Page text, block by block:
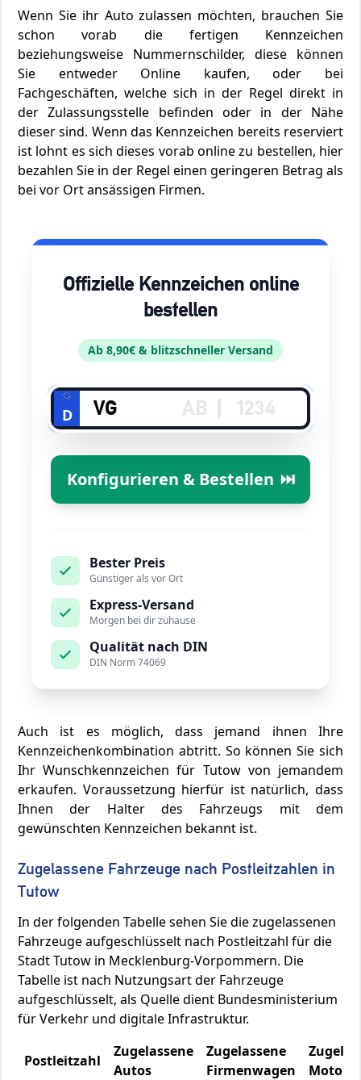
Wenn Sie ihr Auto zulassen möchten, brauchen Sie
schon vorab die fertigen Kennzeichen
beziehungsweise Nummernschilder, diese können
Sie entweder Online kaufen, oder bei
Fachgeschäften, welche sich in der Regel direkt in
der Zulassungsstelle befinden oder in der Nähe
dieser sind. Wenn das Kennzeichen bereits reserviert
ist lohnt es sich dieses vorab online zu bestellen, hier
bezahlen Sie in der Regel einen geringeren Betrag als
bei vor Ort ansässigen Firmen.
Offizielle Kennzeichen online
bestellen
Ab 8,90€ & blitzschneller Versand
D
Konfigurieren & Bestellen ⏭️
Bester Preis
Günstiger als vor Ort
Express-Versand
Morgen bei dir zuhause
Qualität nach DIN
DIN Norm 74069
Auch ist es möglich, dass jemand ihnen Ihre
Kennzeichenkombination abtritt. So können Sie sich
Ihr Wunschkennzeichen für Tutow von jemandem
erkaufen. Voraussetzung hierfür ist natürlich, dass
Ihnen der Halter des Fahrzeugs mit dem
gewünschten Kennzeichen bekannt ist.
Zugelassene Fahrzeuge nach Postleitzahlen in
Tutow
In der folgenden Tabelle sehen Sie die zugelassenen
Fahrzeuge aufgeschlüsselt nach Postleitzahl für die
Stadt Tutow in Mecklenburg-Vorpommern. Die
Tabelle ist nach Nutzungsart der Fahrzeuge
aufgeschlüsselt, als Quelle dient Bundesministerium
für Verkehr und digitale Infrastruktur.
Postleitzahl
Zugelassene
Autos
Zugelassene
Firmenwagen